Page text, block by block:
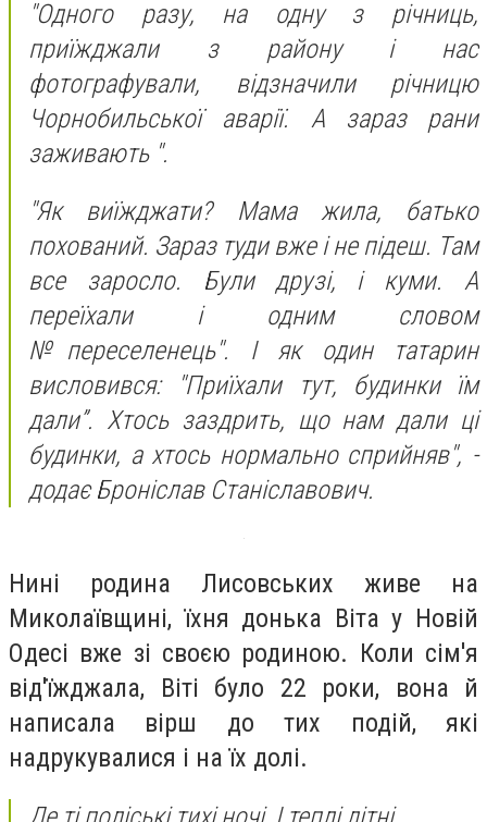
"Одного разу, на одну з річниць,
приїжджали з району і нас
фотографували, відзначили річницю
Чорнобильської аварії. А зараз рани
заживають ".
"Як виїжджати? Мама жила, батько
похований. Зараз туди вже і не підеш. Там
все заросло. Були друзі, і куми. А
переїхали і одним словом
№переселенець". І як один татарин
висловився: "Приїхали тут, будинки їм
дали”. Хтось заздрить, що нам дали ці
будинки, а хтось нормально сприйняв", -
додає Броніслав Станіславович.
Нині родина Лисовських живе на
Миколаївщині, їхня донька Віта у Новій
Одесі вже зі своєю родиною. Коли сім'я
від'їжджала, Віті було 22 роки, вона й
написала вірш до тих подій, які
надрукувалися і на їх долі.